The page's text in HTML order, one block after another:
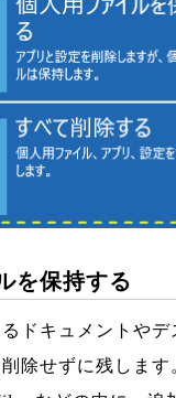
を保持する
ドキュメントや
除せずに残しま